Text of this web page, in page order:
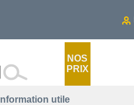
NOS
PRIX
Information utile